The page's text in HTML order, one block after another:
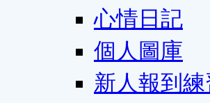
心情日記
個人圖庫
新人報到練